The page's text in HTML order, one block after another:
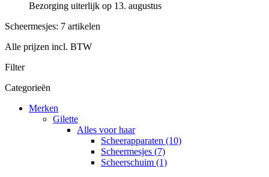
Bezorging uiterlijk op 13. augustus
Scheermesjes: 7 artikelen
Alle prijzen incl. BTW
Filter
Categorieën
Merken
Gilette
Alles voor haar
Scheerapparaten (10)
Scheermesjes (7)
Scheerschuim (1)